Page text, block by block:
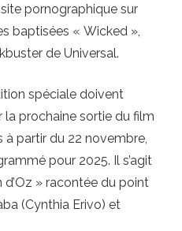
site pornographique sur
baptisées « Wicked »,
de Universal.
spéciale doivent
prochaine sortie du film
à partir du 22 novembre,
pour 2025. Il s’agit
d’Oz » racontée du point
(Cynthia Erivo) et